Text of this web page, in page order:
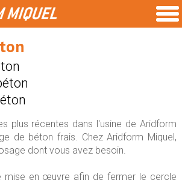
plus récentes dans l'usine de Aridform
de béton frais. Chez Aridform Miquel,
dont vous avez besoin.
mise en œuvre afin de fermer le cercle